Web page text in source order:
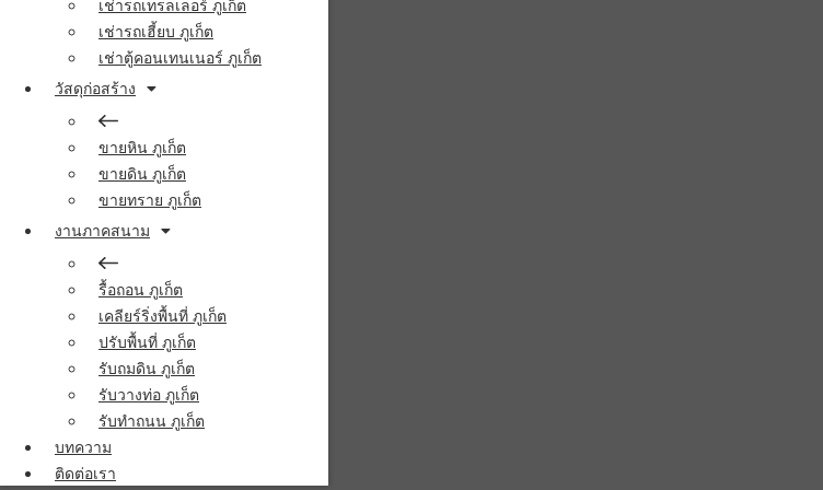
เช่ารถเทรลเลอร์ ภูเก็ต
เช่ารถเฮี้ยบ ภูเก็ต
เช่าตู้คอนเทนเนอร์ ภูเก็ต
วัสดุก่อสร้าง
ขายหิน ภูเก็ต
ขายดิน ภูเก็ต
ขายทราย ภูเก็ต
งานภาคสนาม
รื้อถอน ภูเก็ต
เคลียร์ริ่งพื้นที่ ภูเก็ต
ปรับพื้นที่ ภูเก็ต
รับถมดิน ภูเก็ต
รับวางท่อ ภูเก็ต
รับทำถนน ภูเก็ต
บทความ
ติดต่อเรา